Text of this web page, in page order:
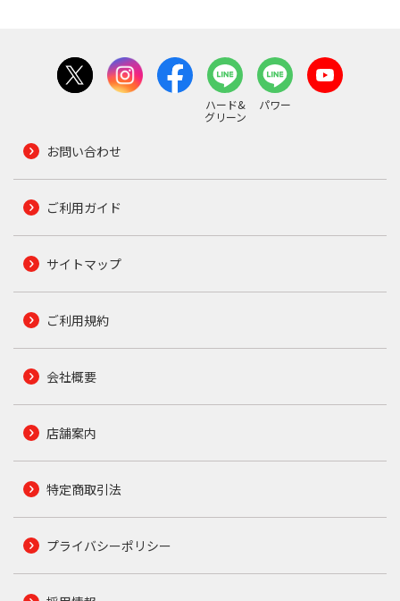
ハード&
グリーン
パワー
お問い合わせ
ご利用ガイド
サイトマップ
ご利用規約
会社概要
店舗案内
特定商取引法
プライバシーポリシー